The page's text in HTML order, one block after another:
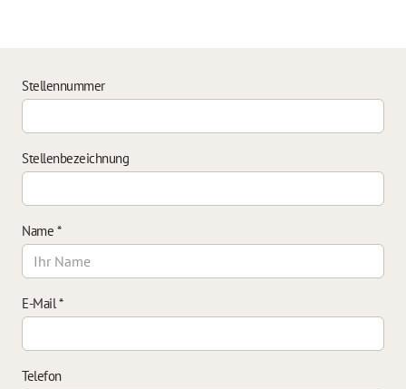
Stellennummer
Stellenbezeichnung
Name *
E-Mail*
Telefon